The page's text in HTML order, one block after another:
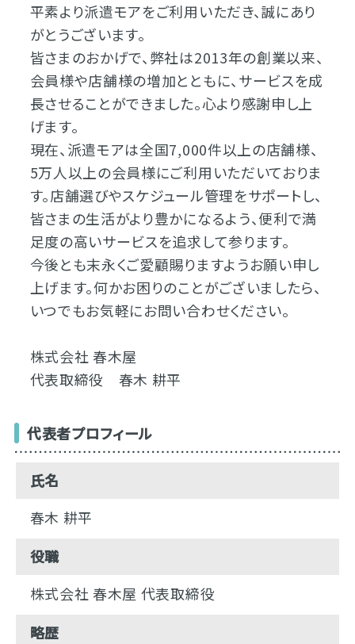
平素より派遣モアをご利用いただき、誠にあり
がとうございます。
皆さまのおかげで、弊社は2013年の創業以来、
会員様や店舗様の増加とともに、サービスを成
長させることができました。心より感謝申し上
げます。
現在、派遣モアは全国7,000件以上の店舗様、
5万人以上の会員様にご利用いただいておりま
す。店舗選びやスケジュール管理をサポートし、
皆さまの生活がより豊かになるよう、便利で満
足度の高いサービスを追求して参ります。
今後とも末永くご愛顧賜りますようお願い申し
上げます。何かお困りのことがございましたら、
いつでもお気軽にお問い合わせください。
株式会社 春木屋
代表取締役 春木 耕平
代表者プロフィール
氏名
春木 耕平
役職
株式会社 春木屋 代表取締役
略歴